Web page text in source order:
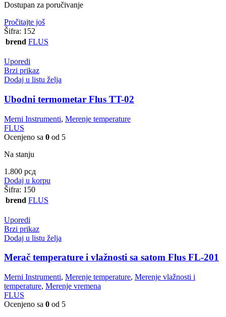
Dostupan za poručivanje
Pročitajte još
Šifra: 152
brend FLUS
Uporedi
Brzi prikaz
Dodaj u listu želja
Ubodni termometar Flus TT-02
Merni Instrumenti, Merenje temperature
FLUS
Ocenjeno sa 0 od 5
Na stanju
1.800 рсд
Dodaj u korpu
Šifra: 150
brend FLUS
Uporedi
Brzi prikaz
Dodaj u listu želja
Merač temperature i vlažnosti sa satom Flus FL-201
Merni Instrumenti, Merenje temperature, Merenje vlažnosti i
temperature, Merenje vremena
FLUS
Ocenjeno sa 0 od 5